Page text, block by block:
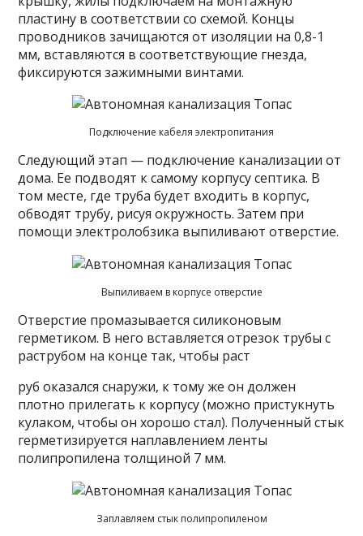
пластину в соответствии со схемой. Концы
проводников зачищаются от изоляции на 0,8-1
мм, вставляются в соответствующие гнезда,
фиксируются зажимными винтами.
Подключение кабеля электропитания
Следующий этап — подключение канализации от
дома. Ее подводят к самому корпусу септика. В
том месте, где труба будет входить в корпус,
обводят трубу, рисуя окружность. Затем при
помощи электролобзика выпиливают отверстие.
Выпиливаем в корпусе отверстие
Отверстие промазывается силиконовым
герметиком. В него вставляется отрезок трубы с
раструбом на конце так, чтобы раст
руб оказался снаружи, к тому же он должен
плотно прилегать к корпусу (можно пристукнуть
кулаком, чтобы он хорошо стал). Полученный стык
герметизируется наплавлением ленты
полипропилена толщиной 7 мм.
Заплавляем стык полипропиленом